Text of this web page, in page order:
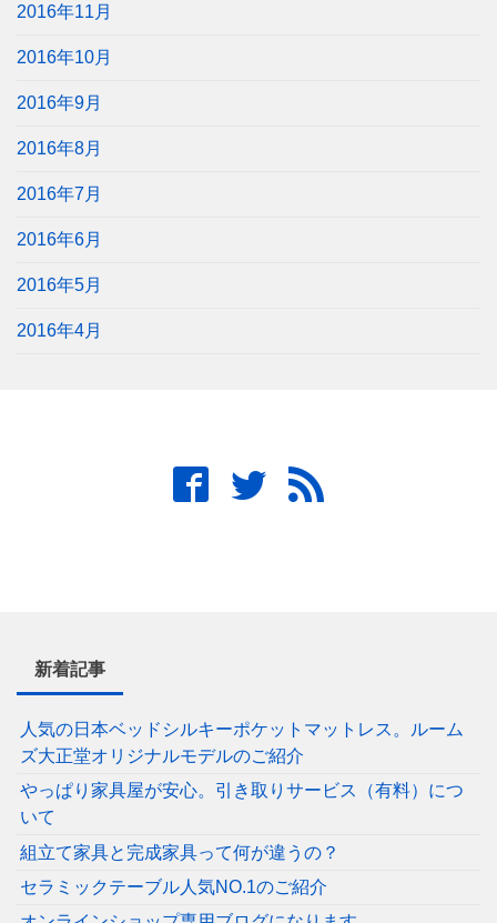
2016年11月
2016年10月
2016年9月
2016年8月
2016年7月
2016年6月
2016年5月
2016年4月
新着記事
人気の日本ベッドシルキーポケットマットレス。ルーム
ズ大正堂オリジナルモデルのご紹介
やっぱり家具屋が安心。引き取りサービス（有料）につ
いて
組立て家具と完成家具って何が違うの？
セラミックテーブル人気NO.1のご紹介